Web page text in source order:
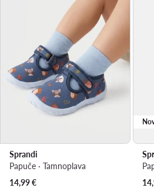
Sprandi
Papuče · Tamnoplava
14,99€